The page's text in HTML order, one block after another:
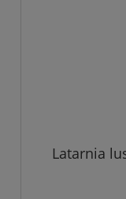
Latarnia